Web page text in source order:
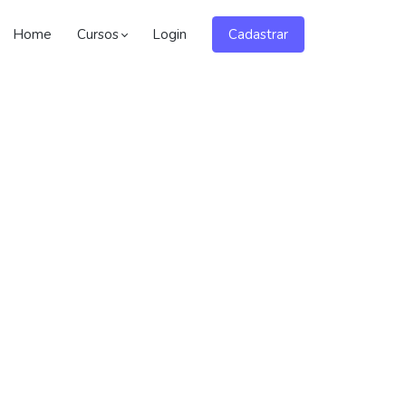
Home Cursos Login Cadastrar